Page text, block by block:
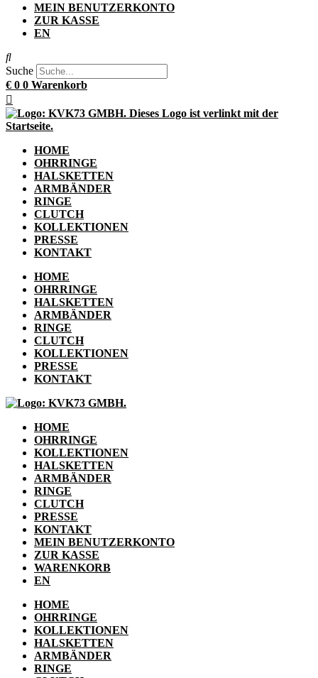
MEIN BENUTZERKONTO
ZUR KASSE
EN
Suche
€ 0 0 Warenkorb
HOME
OHRRINGE
HALSKETTEN
ARMBÄNDER
RINGE
CLUTCH
KOLLEKTIONEN
PRESSE
KONTAKT
HOME
OHRRINGE
HALSKETTEN
ARMBÄNDER
RINGE
CLUTCH
KOLLEKTIONEN
PRESSE
KONTAKT
HOME
OHRRINGE
KOLLEKTIONEN
HALSKETTEN
ARMBÄNDER
RINGE
CLUTCH
PRESSE
KONTAKT
MEIN BENUTZERKONTO
ZUR KASSE
WARENKORB
EN
HOME
OHRRINGE
KOLLEKTIONEN
HALSKETTEN
ARMBÄNDER
RINGE